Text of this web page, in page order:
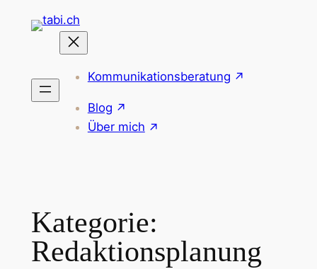
Inhalt
Kommunikationsberatung
Blog
Über mich
Kategorie:
Redaktionsplanung